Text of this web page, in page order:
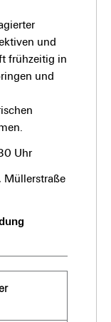
und
frühzeitig in
und
Uhr
Müllerstraße